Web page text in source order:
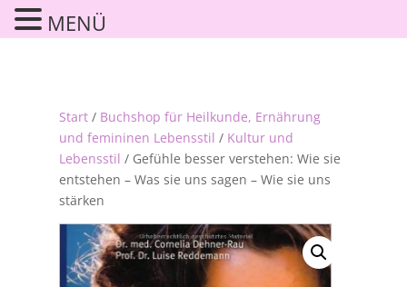
Start/ Buchshop für Heilkunde, Ernährung
und femininen Lebensstil / Kultur und
Lebensstil / Gefühle besser verstehen: Wie sie
entstehen – Was sie uns sagen – Wie sie uns
stärken
MENÜ